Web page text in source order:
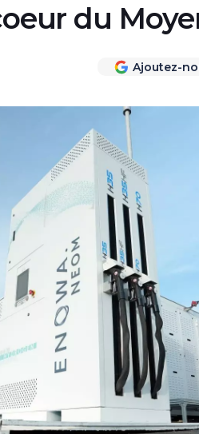
du
Ajoutez-